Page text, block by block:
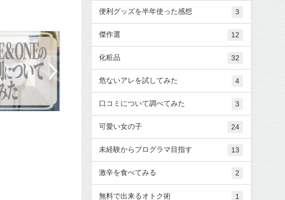
便利グッズを半年使った感想 3
傑作選 12
化粧品 32
危ないアレを試してみた 4
口コミについて調べてみた 3
可愛い女の子 24
未経験からプログラマ目指す 13
激辛を食べてみる 2
無料で出来るオトク術 1